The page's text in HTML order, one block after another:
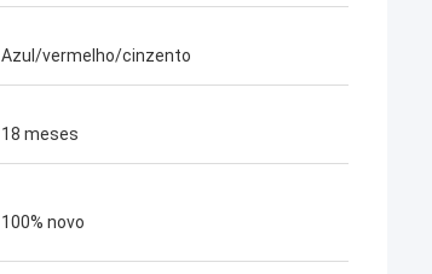
Azul/vermelho/cinzento
18 meses
100% novo